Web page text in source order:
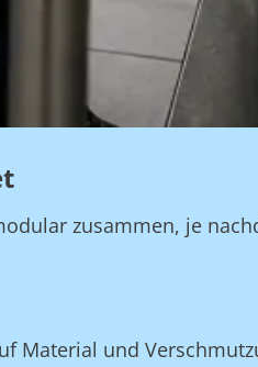
zusammen, je
Material und